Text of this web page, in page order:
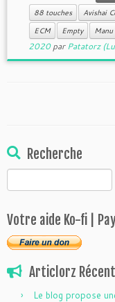
88 touches Avishai
ECM
Empty Manu
2020 parPatatorz
Recherche
Votre aide Ko-fi |
Articlorz
Le blog propose